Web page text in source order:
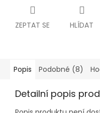
ZEPTAT SE HLÍDAT
Popis Podobné (8)
Detailní popis